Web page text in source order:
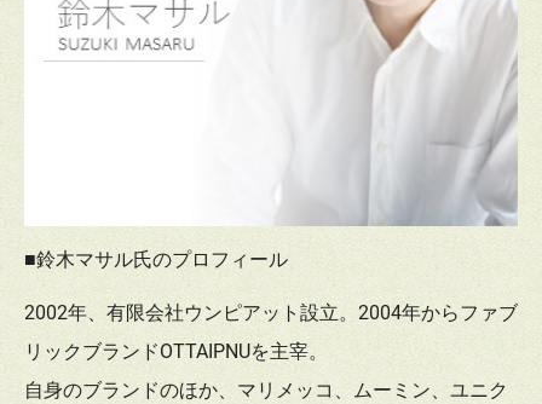
■鈴木マサル氏のプロフィール
2002年、有限会社ウンピアット設立。2004年からファブ
リックブランドOTTAIPNUを主宰。
自身のブランドのほか、マリメッコ、ムーミン、ユニク